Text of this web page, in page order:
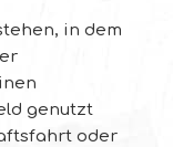
in dem
genutzt
oder